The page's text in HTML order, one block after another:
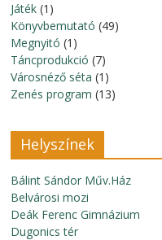
Játék (1)
Könyvbemutató (49)
Megnyitó (1)
Táncprodukció (7)
Városnéző séta (1)
Zenés program (13)
Helyszínek
Bálint Sándor Műv.Ház
Belvárosi mozi
Deák Ferenc Gimnázium
Dugonics tér